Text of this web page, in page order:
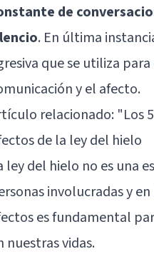
de
. En última
que se utiliza
y el afecto.
relacionado: "Los
de la ley del hielo
ley del hielo no es una
involucradas y
es fundamental
nuestras vidas.